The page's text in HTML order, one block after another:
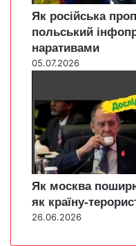
Як російська
польський
наративами
05.07.2026
Як москва
як країну-
26.06.2026